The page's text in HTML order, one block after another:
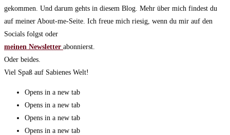
gekommen. Und darum gehts in diesem Blog. Mehr über mich findest du
auf meiner About-me-Seite. Ich freue mich riesig, wenn du mir auf den
Socials folgst oder
meinen Newsletter abonnierst.
Oder beides.
Viel Spaß auf Sabienes Welt!
Opens in a new tab
Opens in a new tab
Opens in a new tab
Opens in a new tab